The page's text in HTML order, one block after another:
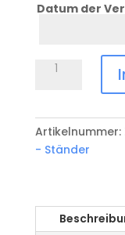
Datum der
Glasständer
541
Menge
Artikelnummer:
- Ständer